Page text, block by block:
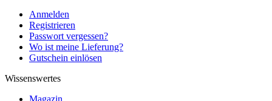
Anmelden
Registrieren
Passwort vergessen?
Wo ist meine Lieferung?
Gutschein einlösen
Wissenswertes